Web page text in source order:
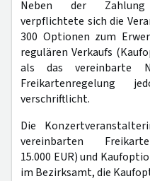
Neben der Zahlung
verpflichtete sich die
300 Optionen zum
regulären Verkaufs
als das vereinbarte
Freikartenregelung
verschriftlicht.
Die
vereinbarten
15.000 EUR) und
im Bezirksamt, die